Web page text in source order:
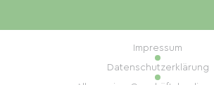
Impressum
Datenschutzerklärung